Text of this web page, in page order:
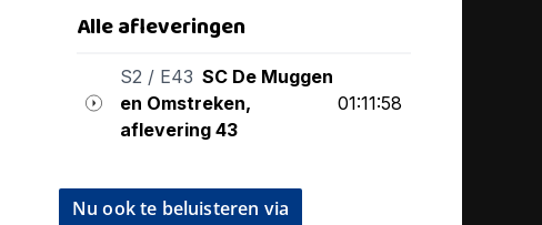
Nu ook te beluisteren via